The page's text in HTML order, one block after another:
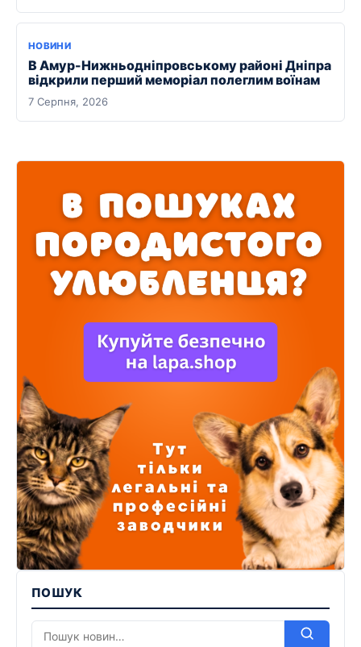
НОВИНИ
В Амур-Нижньодніпровському районі Дніпра
відкрили перший меморіал полеглим воїнам
7 Серпня, 2026
ПОШУК